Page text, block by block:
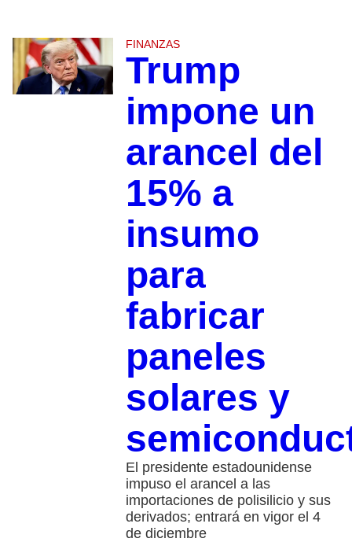
FINANZAS
Trump
impone un
arancel del
15% a
insumo
para
fabricar
paneles
solares y
El presidente estadounidense
impuso el arancel a las
importaciones de polisilicio y sus
derivados; entrará en vigor el 4
de diciembre